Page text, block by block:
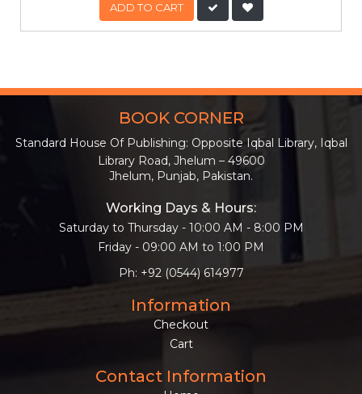
ADD TO CART
BOOK CORNER
Standard House Of Publishing: Opposite Iqbal Library, Iqbal
Library Road, Jhelum – 49600
Jhelum, Punjab, Pakistan.
Working Days & Hours:
Saturday to Thursday - 10:00 AM - 8:00 PM
Friday - 09:00 AM to 1:00 PM
Ph: +92 (0544) 614977
Information
Checkout
Cart
Contact Information